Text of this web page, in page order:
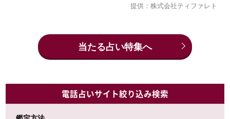
提供：株式会社ティファレト
当たる占い特集へ
電話占いサイト絞り込み検索